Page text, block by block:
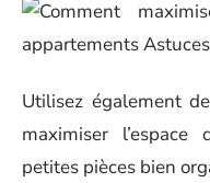
Utilisez également
maximiser
petites pièces bien